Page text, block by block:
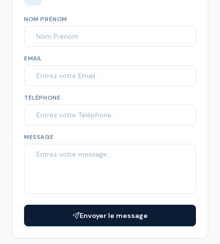
NOM PRÉNOM
EMAIL
TÉLÉPHONE
MESSAGE
Envoyer le message